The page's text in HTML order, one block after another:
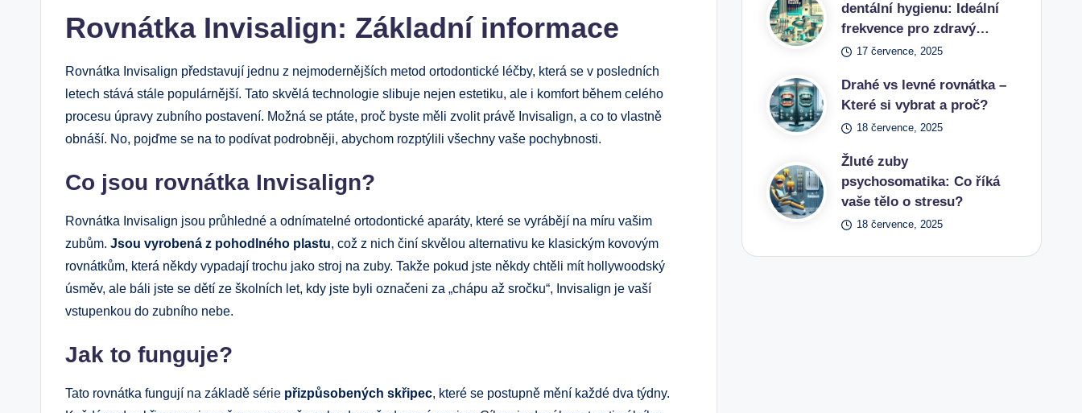
Rovnátka Invisalign: Základní informace
Rovnátka Invisalign představují jednu z nejmodernějších metod ortodontické léčby, která se v posledních
letech stává stále populárnější. Tato skvělá technologie slibuje nejen estetiku, ale i komfort během celého
procesu úpravy zubního postavení. Možná se ptáte, proč byste měli zvolit právě Invisalign, a co to vlastně
obnáší. No, pojďme se na to podívat podrobněji, abychom rozptýlili všechny vaše pochybnosti.
Co jsou rovnátka Invisalign?
Rovnátka Invisalign jsou průhledné a odnímatelné ortodontické aparáty, které se vyrábějí na míru vašim
zubům. Jsou vyrobená z pohodlného plastu, což z nich činí skvělou alternativu ke klasickým kovovým
rovnátkům, která někdy vypadají trochu jako stroj na zuby. Takže pokud jste někdy chtěli mít hollywoodský
úsměv, ale báli jste se dětí ze školních let, kdy jste byli označeni za „chápu až sročku“, Invisalign je vaší
vstupenkou do zubního nebe.
Jak to funguje?
Tato rovnátka fungují na základě série přizpůsobených skřipec, které se postupně mění každé dva týdny.
dentální hygienu: Ideální
frekvence pro zdravý…
17 července, 2025
Drahé vs levné rovnátka –
Které si vybrat a proč?
18 července, 2025
Žluté zuby
psychosomatika: Co říká
vaše tělo o stresu?
18 července, 2025